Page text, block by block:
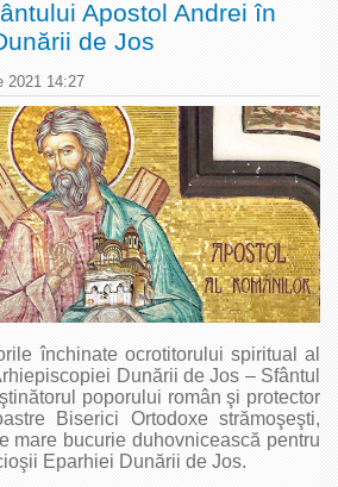
Apostol Andrei în
de Jos
2021 14:27
închinate ocrotitorului spiritual al
Dunării de Jos – Sfântul
poporului român şi protector
Biserici Ortodoxe strămoşeşti,
mare bucurie duhovnicească pentru
Eparhiei Dunării de Jos.